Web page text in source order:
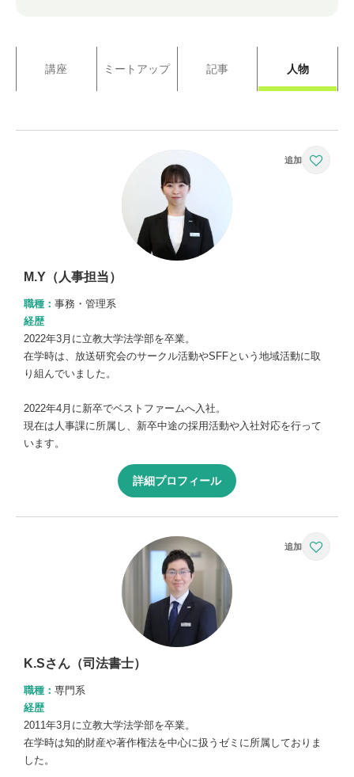
講座 ミートアップ 記事 人物
M.Y（人事担当）
職種： 事務・管理系
経歴
2022年3月に立教大学法学部を卒業。
在学時は、放送研究会のサークル活動やSFFという地域活動に取
り組んでいました。
2022年4月に新卒でベストファームへ入社。
現在は人事課に所属し、新卒中途の採用活動や入社対応を行って
います。
詳細プロフィール
K.Sさん（司法書士）
職種： 専門系
経歴
2011年3月に立教大学法学部を卒業。
在学時は知的財産や著作権法を中心に扱うゼミに所属しておりま
した。